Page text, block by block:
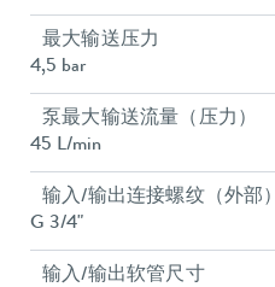
最大输送压力
4,5 bar
泵最大输送流量（压力）
45 L/min
输入/输出连接螺纹（外部）
G 3/4"
输入/输出软管尺寸